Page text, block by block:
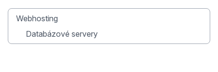
Webhosting
Databázové servery